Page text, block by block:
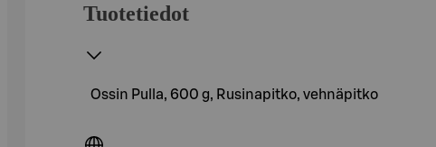
Tuotetiedot
Ossin Pulla, 600 g, Rusinapitko, vehnäpitko